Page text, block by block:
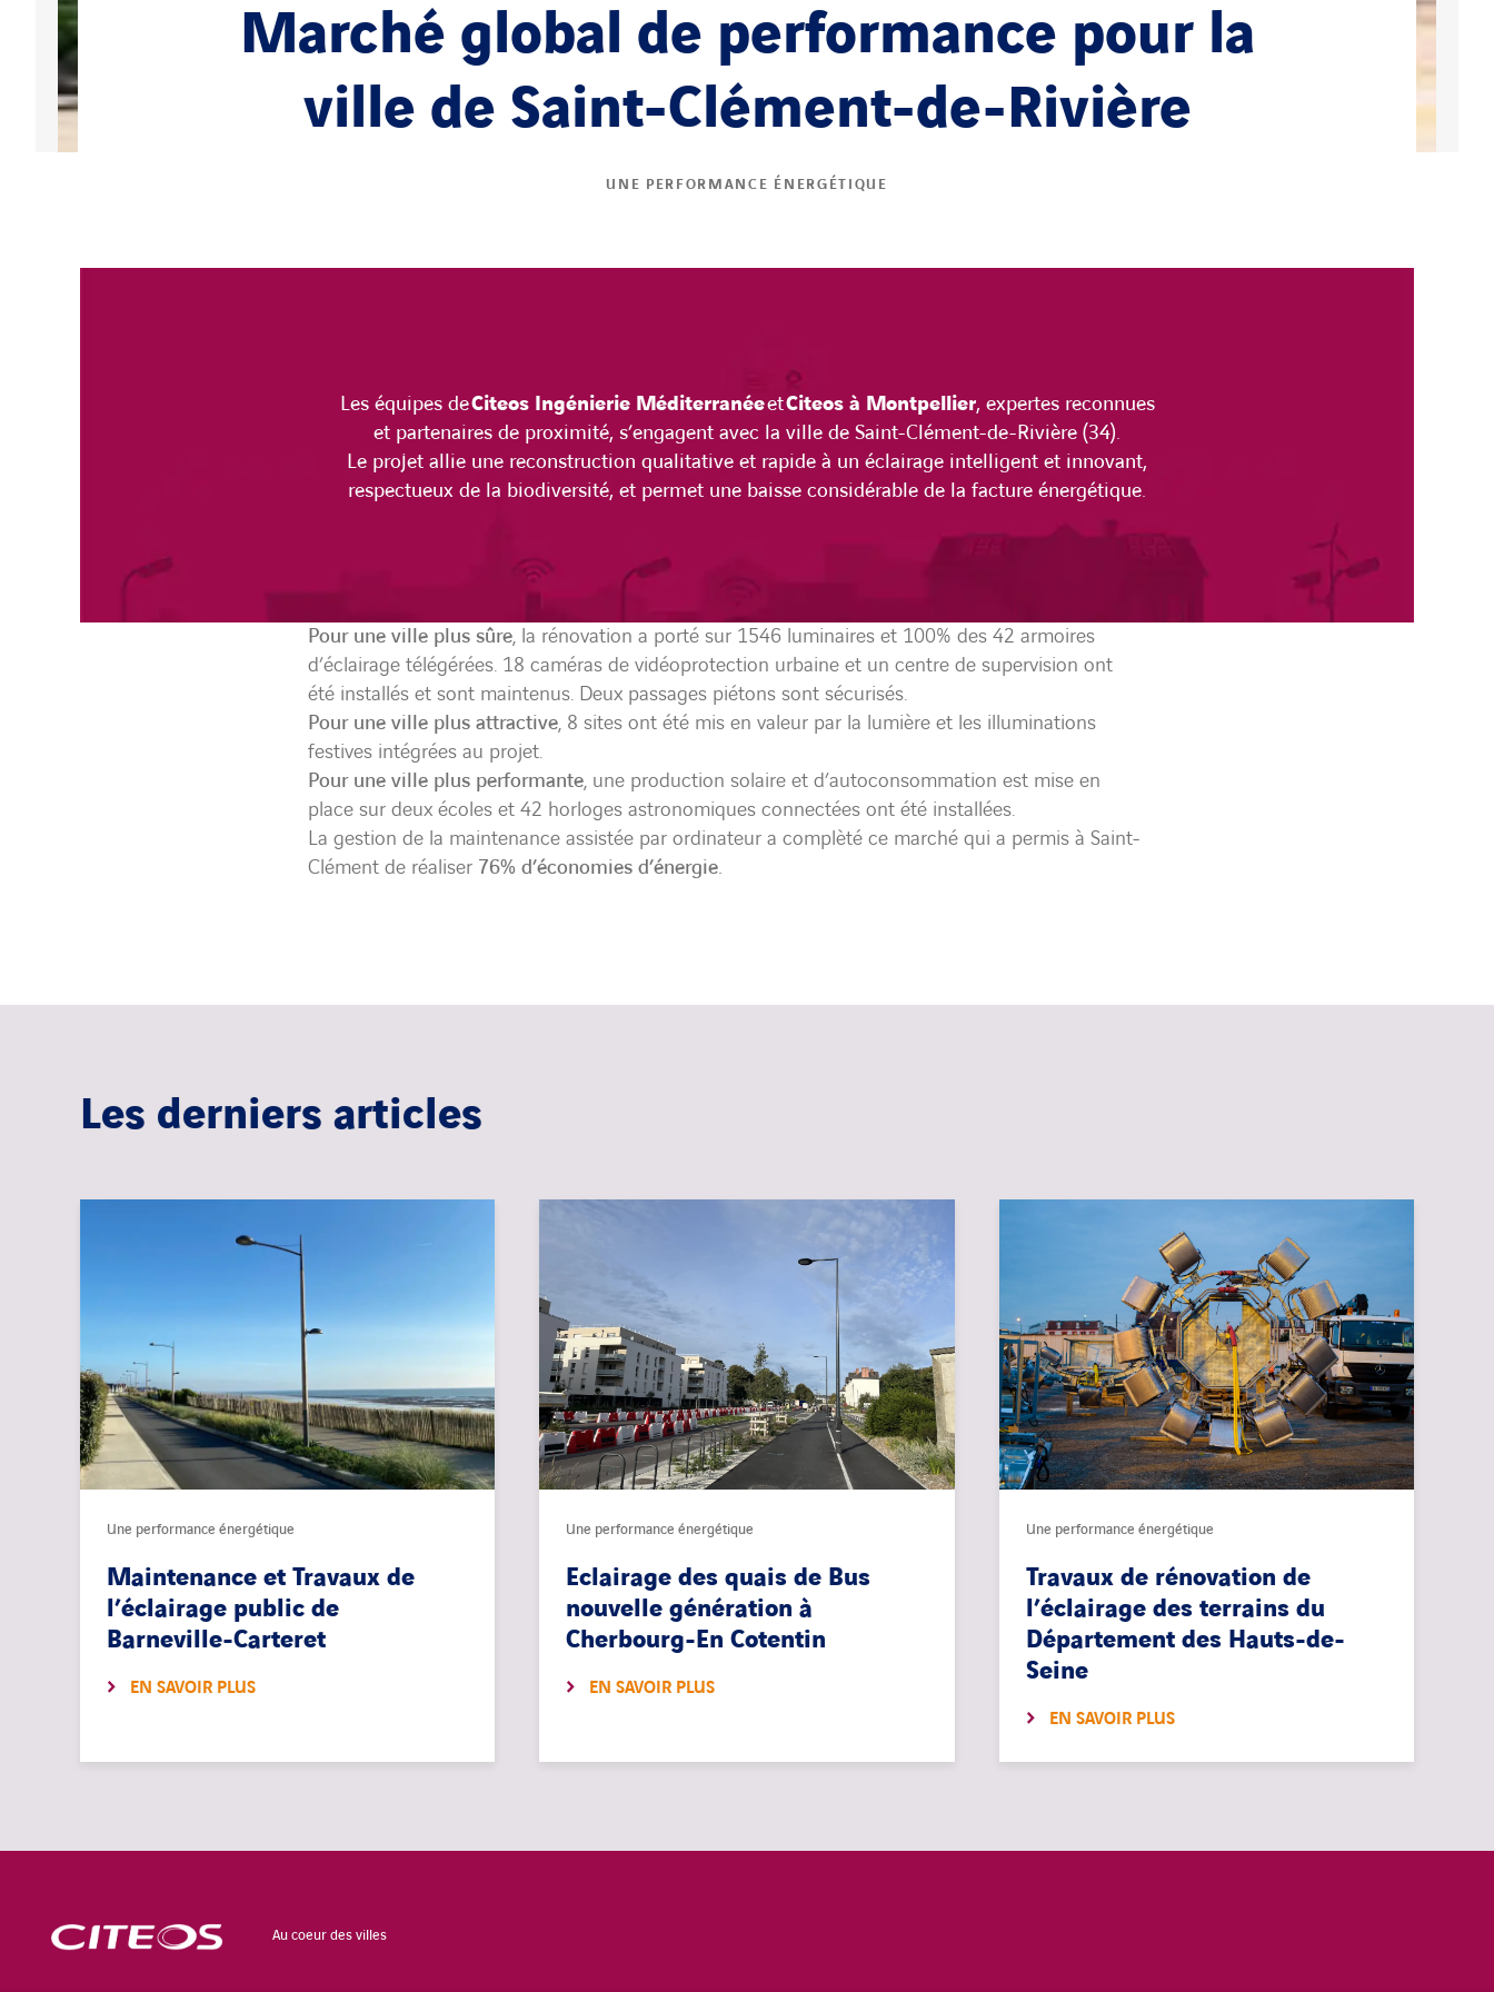
Marché global de performance pour la
ville de Saint-Clément-de-Rivière
UNE PERFORMANCE ÉNERGÉTIQUE
Les équipes deCiteos Ingénierie MéditerranéeetCiteos à Montpellier, expertes reconnues
et partenaires de proximité, s’engagent avec la ville de Saint-Clément-de-Rivière (34).
Le projet allie une reconstruction qualitative et rapide à un éclairage intelligent et innovant,
respectueux de la biodiversité, et permet une baisse considérable de la facture énergétique.
Pour une ville plus sûre, la rénovation a porté sur 1546 luminaires et 100% des 42 armoires
d’éclairage télégérées. 18 caméras de vidéoprotection urbaine et un centre de supervision ont
été installés et sont maintenus. Deux passages piétons sont sécurisés.
Pour une ville plus attractive, 8 sites ont été mis en valeur par la lumière et les illuminations
festives intégrées au projet.
Pour une ville plus performante, une production solaire et d’autoconsommation est mise en
place sur deux écoles et 42 horloges astronomiques connectées ont été installées.
La gestion de la maintenance assistée par ordinateur a complèté ce marché qui a permis à Saint-
Clément de réaliser 76% d’économies d’énergie.
Les derniers articles
Une performance énergétique
Maintenance et Travaux de
l’éclairage public de
Barneville-Carteret
EN SAVOIR PLUS
Une performance énergétique
Eclairage des quais de Bus
nouvelle génération à
Cherbourg-En Cotentin
EN SAVOIR PLUS
Une performance énergétique
Travaux de rénovation de
l’éclairage des terrains du
Département des Hauts-de-
Seine
EN SAVOIR PLUS
Au coeur des villes